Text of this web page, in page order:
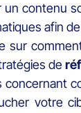
contenu
afin
sur
de
concernant
votre